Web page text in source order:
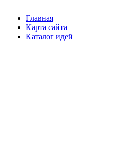
Главная
Карта сайта
Каталог идей